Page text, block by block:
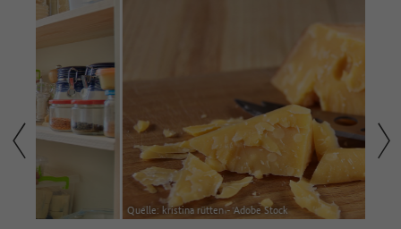
Quelle: kristina rütten - Adobe Stock